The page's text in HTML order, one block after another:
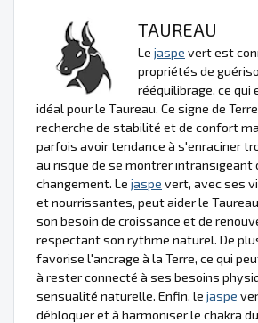
TAUREAU
Le jaspe vert est
propriétés de
rééquilibrage, ce qui
idéal pour le Taureau. Ce signe de
recherche de stabilité et de confort
parfois avoir tendance à s'enraciner
au risque de se montrer intransigeant
changement. Le jaspe vert, avec ses
et nourrissantes, peut aider le
son besoin de croissance et de
respectant son rythme naturel. De
favorise l'ancrage à la Terre, ce qui
à rester connecté à ses besoins
sensualité naturelle. Enfin, le jaspe
débloquer et à harmoniser le chakra